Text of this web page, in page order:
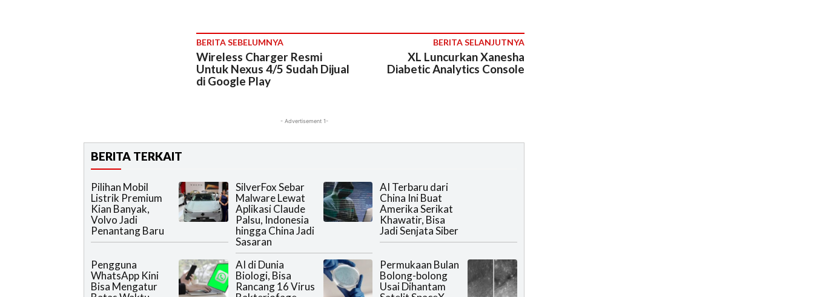
BERITA SEBELUMNYA
Wireless Charger Resmi
Untuk Nexus 4/5 Sudah Dijual
di Google Play
BERITA SELANJUTNYA
XL Luncurkan Xanesha
Diabetic Analytics Console
- Advertisement 1-
BERITA TERKAIT
Pilihan Mobil
Listrik Premium
Kian Banyak,
Volvo Jadi
Penantang Baru
SilverFox Sebar
Malware Lewat
Aplikasi Claude
Palsu, Indonesia
hingga China Jadi
Sasaran
AI Terbaru dari
China Ini Buat
Amerika Serikat
Khawatir, Bisa
Jadi Senjata Siber
Pengguna
WhatsApp Kini
Bisa Mengatur
AI di Dunia
Biologi, Bisa
Rancang 16 Virus
Permukaan Bulan
Bolong-bolong
Usai Dihantam